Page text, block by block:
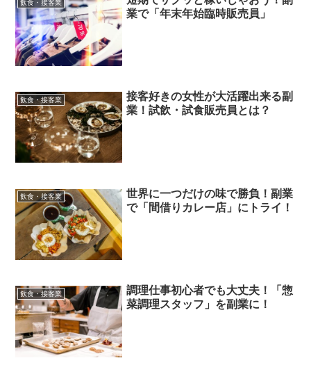
飲食・接客業
業で「年末年始臨時販売員」
飲食・接客業
接客好きの女性が大活躍出来る副
業！試飲・試食販売員とは？
飲食・接客業
世界に一つだけの味で勝負！副業
で「間借りカレー店」にトライ！
飲食・接客業
調理仕事初心者でも大丈夫！「惣
菜調理スタッフ」を副業に！